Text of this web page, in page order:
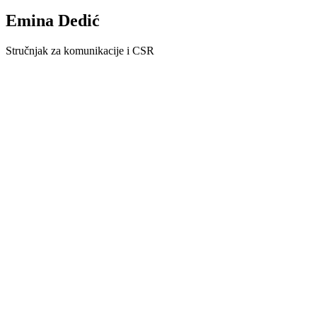
Emina Dedić
Stručnjak za komunikacije i CSR